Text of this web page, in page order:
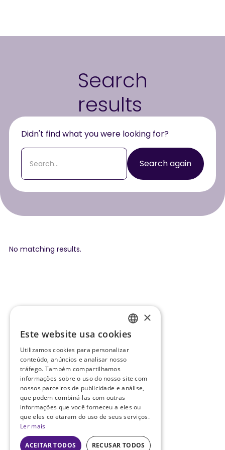
Search
results
Didn't find what you were looking for?
No matching results.
ENGLISH
×
Este website usa cookies
Utilizamos cookies para personalizar
conteúdo, anúncios e analisar nosso
tráfego. Também compartilhamos
informações sobre o uso do nosso site com
nossos parceiros de publicidade e análise,
que podem combiná-las com outras
informações que você forneceu a eles ou
que eles coletaram do uso de seus serviços.
Ler mais
ACEITAR TODOS RECUSAR TODOS